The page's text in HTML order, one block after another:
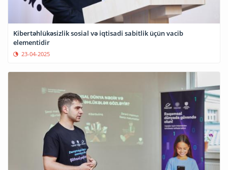
Kibertəhlükəsizlik sosial və iqtisadi sabitlik üçün vacib
elementidir
23-04-2025